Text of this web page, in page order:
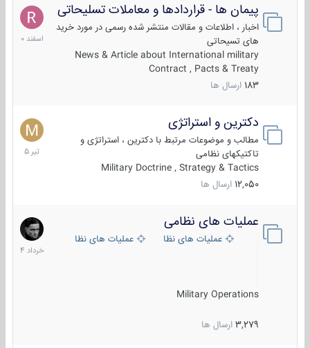
پیمان ها - قراردادها و معاملات تسلیحاتی
اخبار ، اطلاعات و مقالات منتشر شده رسمی در مورد خرید
های تسیحاتی
News & Article about International military
Contract , Pacts & Treaty
183 ارسال ها
7
اسفند
1400
دکترین و استراتژی
مطالب و موضوعات مرتبط با دکترین ، استراتژی و
تاکتیکهای نظامی
Military Doctrine , Strategy & Tactics
12,050 ارسال ها
27
تیر
1405
عملیات های نظامی
عملیات های نظامی ایرانعملیات های نظامی خارجی
Military Operations
3,279 ارسال ها
5
خرداد
1404